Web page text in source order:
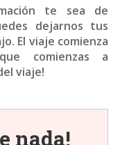
te sea de
dejarnos tus
El viaje comienza
comienzas a
viaje!
nada!